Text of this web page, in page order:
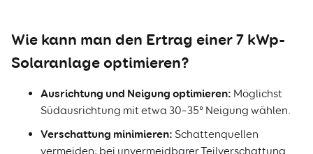
Wie kann man den Ertrag einer 7 kWp-
Solaranlage optimieren?
Ausrichtung und Neigung optimieren: Möglichst
Südausrichtung mit etwa 30–35° Neigung wählen.
Verschattung minimieren: Schattenquellen
vermeiden; bei unvermeidbarer Teilverschattung